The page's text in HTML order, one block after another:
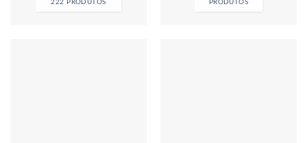
222 PRODUTOS
PRODUTOS